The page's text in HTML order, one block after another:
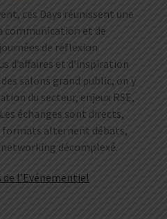
ces Days réunissent une
communication et de
de réflexion
d’affaires et d’inspiration
salons grand public, on y
du secteur, enjeux RSE,
échanges sont directs,
formats alternent débats,
décomplexé.
de l’Evénementiel